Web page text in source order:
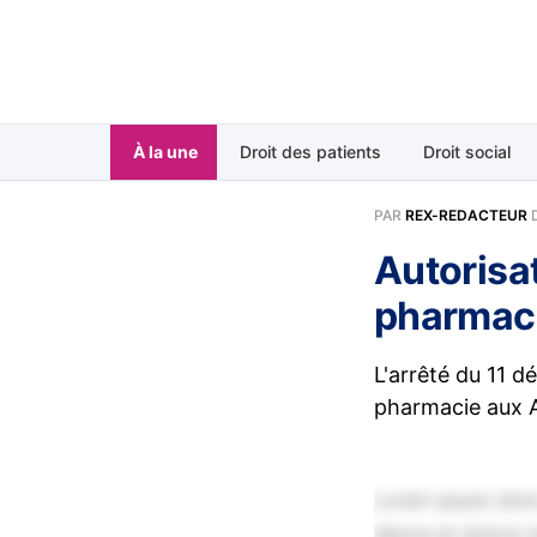
À la une Droit des patients Droit social
PAR REX-REDACTEUR
L'arrêté du 11
pharmacie aux
Lorem ipsum